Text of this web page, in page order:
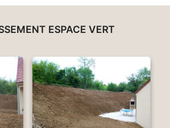
ESPACE VERT